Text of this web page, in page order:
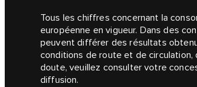
Tous les chiffres concernant la
européenne en vigueur. Dans des
peuvent différer des résultats
conditions de route et de
doute, veuillez consulter votre
diffusion.